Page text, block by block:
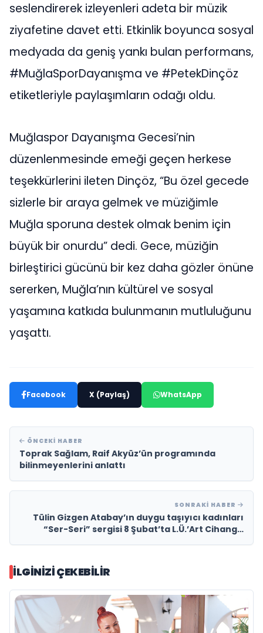
seslendirerek izleyenleri adeta bir müzik
ziyafetine davet etti. Etkinlik boyunca sosyal
medyada da geniş yankı bulan performans,
#MuğlaSporDayanışma ve #PetekDinçöz
etiketleriyle paylaşımların odağı oldu.
Muğlaspor Dayanışma Gecesi’nin
düzenlenmesinde emeği geçen herkese
teşekkürlerini ileten Dinçöz, “Bu özel gecede
sizlerle bir araya gelmek ve müziğimle
Muğla sporuna destek olmak benim için
büyük bir onurdu” dedi. Gece, müziğin
birleştirici gücünü bir kez daha gözler önüne
sererken, Muğla’nın kültürel ve sosyal
yaşamına katkıda bulunmanın mutluluğunu
yaşattı.
Facebook X (Paylaş) WhatsApp
ÖNCEKI HABER
Toprak Sağlam, Raif Akyüz’ün programında
bilinmeyenlerini anlattı
SONRAKI HABER
Tülin Gizgen Atabay’ın duygu taşıyıcı kadınları
“Ser-Seri” sergisi 8 Şubat’ta L.Ü.’Art Cihangir
İLGINIZI ÇEKEBILIR